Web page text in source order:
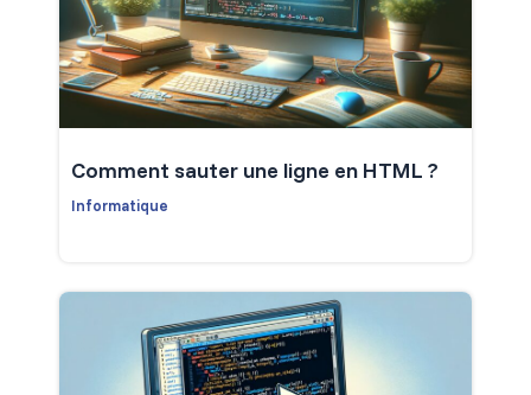
Comment sauter une ligne en HTML ?
Informatique